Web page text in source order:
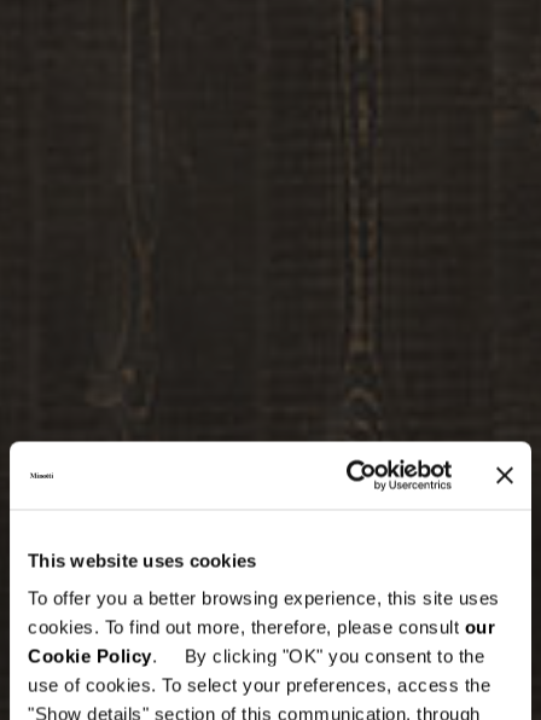
This website uses cookies
To offer you a better browsing experience, this site uses
cookies. To find out more, therefore, please consult our
Cookie Policy. By clicking "OK" you consent to the
use of cookies. To select your preferences, access the
"Show details" section of this communication, through